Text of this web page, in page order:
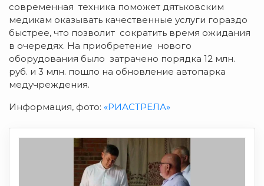
современная техника поможет дятьковским
медикам оказывать качественные услуги гораздо
быстрее, что позволит сократить время ожидания
в очередях. На приобретение нового
оборудования было затрачено порядка 12 млн.
руб. и 3 млн. пошло на обновление автопарка
медучреждения.
Информация, фото: «РИАСТРЕЛА»